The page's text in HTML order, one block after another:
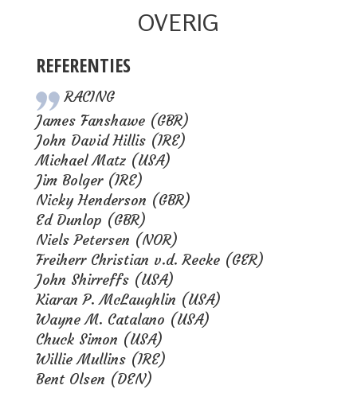
OVERIG
REFERENTIES
RACING
James Fanshawe (GBR)
John David Hillis (IRE)
Michael Matz (USA)
Jim Bolger (IRE)
Nicky Henderson (GBR)
Ed Dunlop (GBR)
Niels Petersen (NOR)
Freiherr Christian v.d. Recke (GER)
John Shirreffs (USA)
Kiaran P. McLaughlin (USA)
Wayne M. Catalano (USA)
Chuck Simon (USA)
Willie Mullins (IRE)
Bent Olsen (DEN)